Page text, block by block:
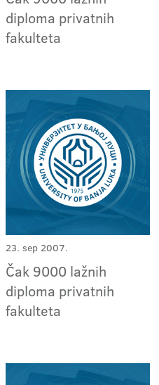
diploma privatnih
fakulteta
23. sep 2007.
Čak 9000 lažnih
diploma privatnih
fakulteta